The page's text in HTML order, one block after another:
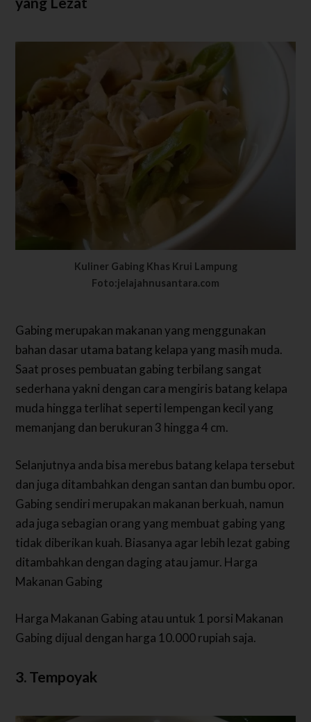
Kuliner Gabing Khas Krui Lampung
Foto:jelajahnusantara.com
Gabing merupakan makanan yang menggunakan
bahan dasar utama batang kelapa yang masih muda.
Saat proses pembuatan gabing terbilang sangat
sederhana yakni dengan cara mengiris batang kelapa
muda hingga terlihat seperti lempengan kecil yang
memanjang dan berukuran 3 hingga 4 cm.
Selanjutnya anda bisa merebus batang kelapa tersebut
dan juga ditambahkan dengan santan dan bumbu opor.
Gabing sendiri merupakan makanan berkuah, namun
ada juga sebagian orang yang membuat gabing yang
tidak diberikan kuah. Biasanya agar lebih lezat gabing
ditambahkan dengan daging atau jamur. Harga
Makanan Gabing
Harga Makanan Gabing atau untuk 1 porsi Makanan
Gabing dijual dengan harga 10.000 rupiah saja.
3. Tempoyak